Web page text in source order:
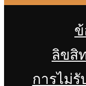
ลิขสิ
การไม่รั